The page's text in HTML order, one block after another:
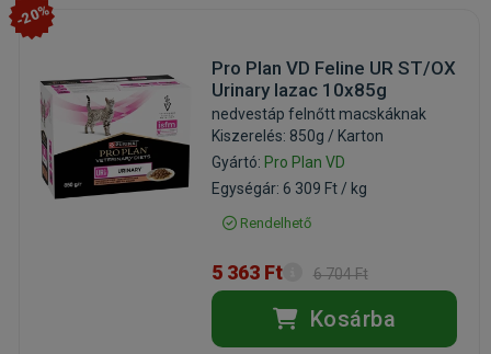
-20%
Pro Plan VD Feline UR ST/OX
Urinary lazac 10x85g
nedvestáp felnőtt macskáknak
Kiszerelés: 850g / Karton
Gyártó: Pro Plan VD
Egységár: 6 309 Ft / kg
Rendelhető
5 363 Ft 6 704 Ft
Kosárba